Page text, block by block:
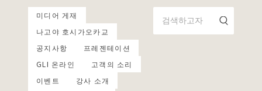
미디어 게재
나고야 호시가오카교
공지사항
프레젠테이션
GLI 온라인
고객의 소리
이벤트
강사 소개